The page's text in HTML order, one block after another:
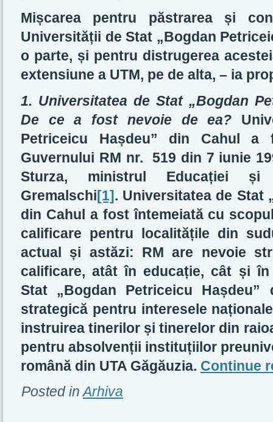
Mișcarea pentru păstrarea și
Universității de Stat „Bogdan
o parte, și pentru distrugerea
extensiune a UTM, pe de alta, – ia
1. Universitatea de Stat „Bogdan
De ce a fost nevoie de
ea?
Petriceicu Hașdeu” din Cahul
Guvernului RM nr. 519 din 7 iunie
Sturza, ministrul Educației
Gremalschi[1]. Universitatea de Stat
din Cahul a fost întemeiată cu
calificare pentru localitățile din
actual și astăzi: RM are nevoie
calificare, atât în educație, cât și
Stat „Bogdan Petriceicu
strategică pentru interesele
instruirea tinerilor și tinerelor din
pentru absolvenții instituțiilor
română din UTA Găgăuzia. Continue
Posted in Arhiva